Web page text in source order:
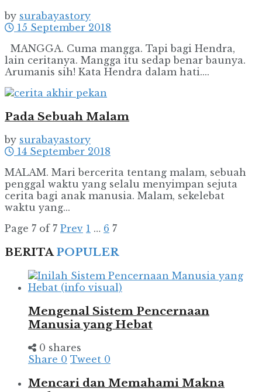
by surabayastory
15 September 2018
MANGGA. Cuma mangga. Tapi bagi Hendra,
lain ceritanya. Mangga itu sedap benar baunya.
Arumanis sih! Kata Hendra dalam hati....
Pada Sebuah Malam
by surabayastory
14 September 2018
MALAM. Mari bercerita tentang malam, sebuah
penggal waktu yang selalu menyimpan sejuta
cerita bagi anak manusia. Malam, sekelebat
waktu yang...
Page 7 of 7 Prev 1 … 6 7
BERITAPOPULER
Mengenal Sistem Pencernaan
Manusia yang Hebat
0 shares
Share 0 Tweet 0
Mencari dan Memahami Makna